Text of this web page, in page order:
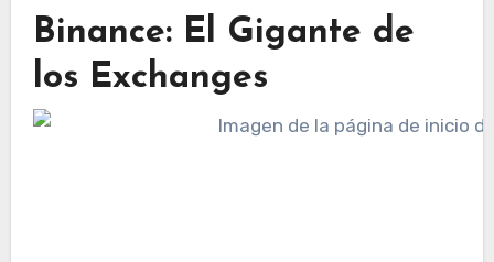
Binance: El Gigante de
los Exchanges